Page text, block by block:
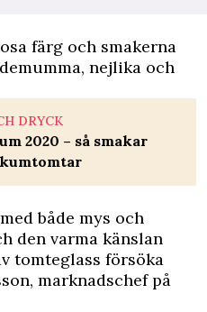
färg och smakerna
nejlika och
DRYCK
2020 – så smakar
både mys och
den varma känslan
tomteglass försöka
marknadschef på